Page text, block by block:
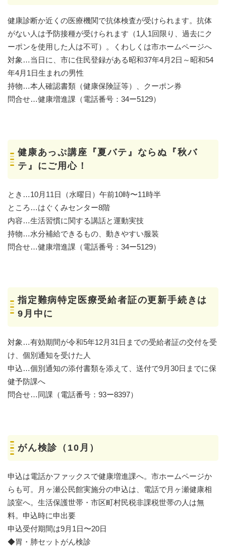
健康診断か近くの医療機関で抗体検査が受けられます。抗体
がない人は予防接種が受けられます（1人1回限り、過去にク
ーポンを使用した人は不可）。くわしくは市ホームページへ
対象…当日に、市に住民登録がある昭和37年4月2日～昭和54
年4月1日生まれの男性
持物…本人確認書類（健康保険証等）、クーポン券
問合せ…健康増進課（電話番号：34ー5129）
健康あっぷ講座『夏バテ』ならぬ『秋バ
テ』にご用心！
とき…10月11日（水曜日）午前10時〜11時半
ところ…はぐくみセンター8階
内容…生活習慣に関する講話と運動実技
持物…水分補給できるもの、動きやすい服装
問合せ…健康増進課（電話番号：34ー5129）
指定難病特定医療受給者証の更新手続きは
9月中に
対象…有効期間が令和5年12月31日までの受給者証の交付を受
け、個別通知を受けた人
申込…個別通知の添付書類を添えて、送付で9月30日までに保
健予防課へ
問合せ…同課（電話番号：93ー8397）
がん検診（10月）
申込は電話かファックスで健康増進課へ。市ホームページか
らも可。月ヶ瀬公民館実施分の申込は、電話で月ヶ瀬健康相
談室へ。生活保護世帯・市区町村民税非課税世帯の人は無
料。申込時に申出要
申込受付期間は9月1日〜20日
◆胃・肺セットがん検診